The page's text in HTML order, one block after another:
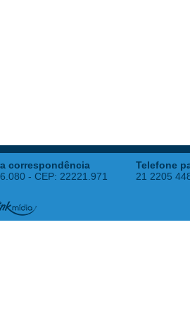
correspondência
- CEP: 22221.971
Telefone
21 2205